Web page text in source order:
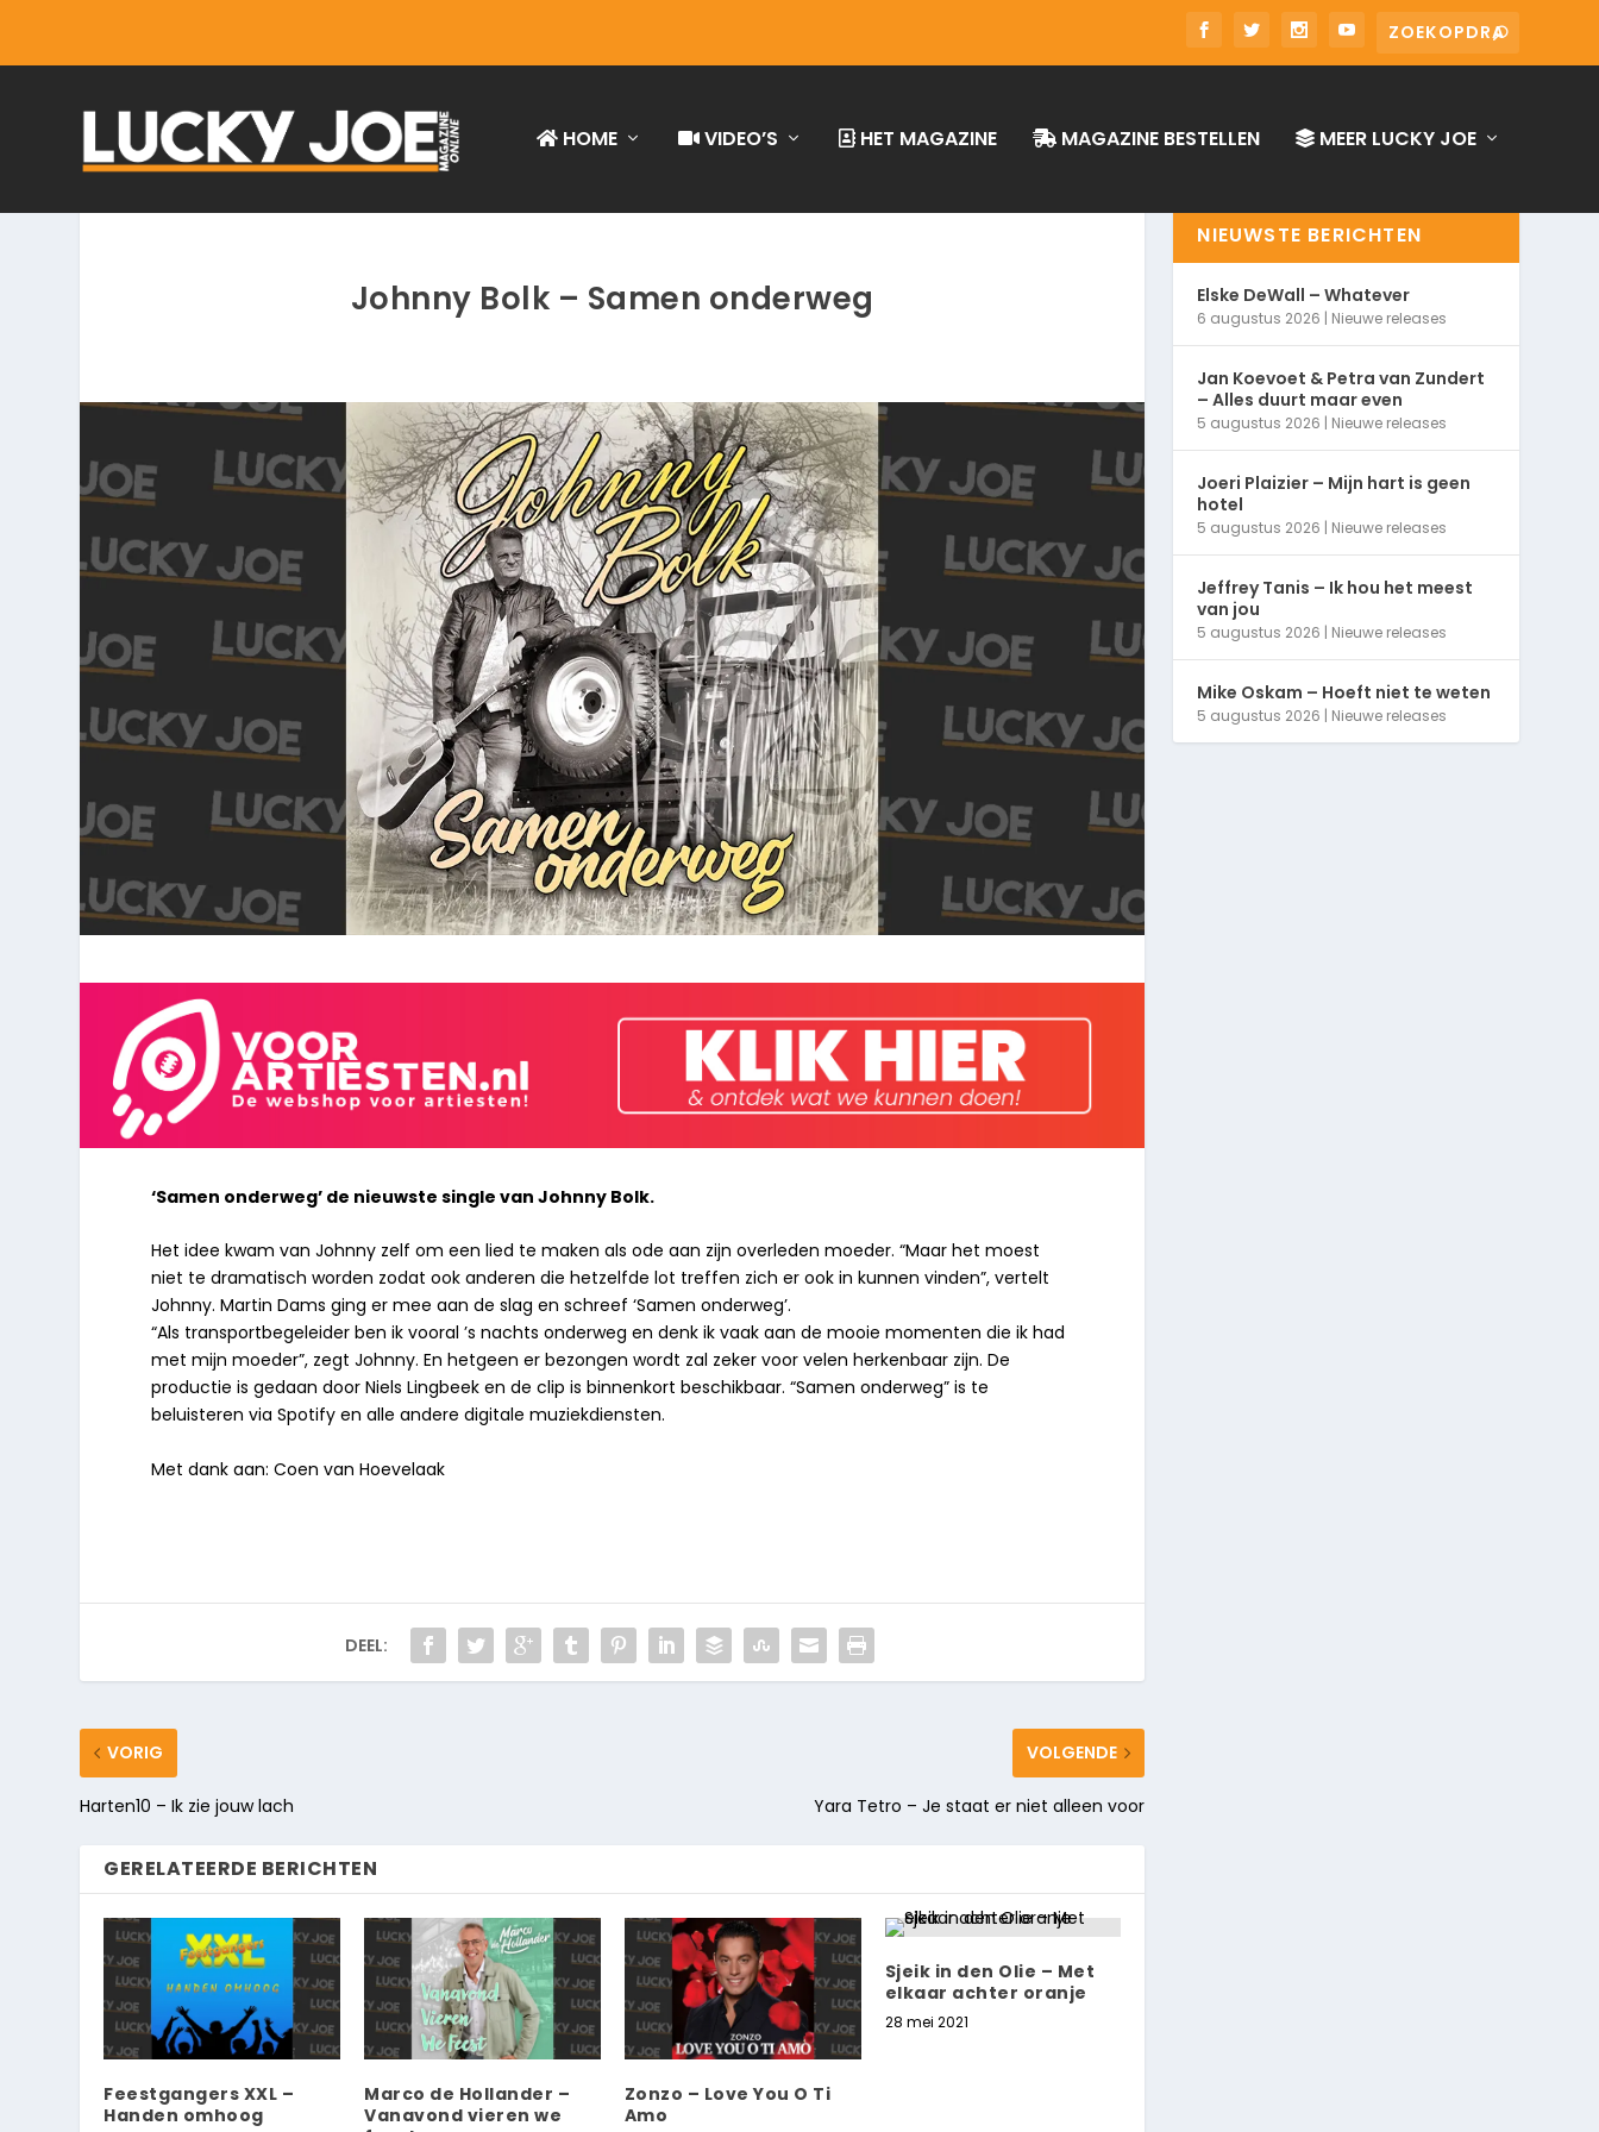
HOME VIDEO’S HET MAGAZINE MAGAZINE BESTELLEN MEER LUCKY JOE
Johnny Bolk – Samen onderweg
‘Samen onderweg’ de nieuwste single van Johnny Bolk.
Het idee kwam van Johnny zelf om een lied te maken als ode aan zijn overleden moeder. “Maar het moest
niet te dramatisch worden zodat ook anderen die hetzelfde lot treffen zich er ook in kunnen vinden”, vertelt
Johnny. Martin Dams ging er mee aan de slag en schreef ‘Samen onderweg’.
“Als transportbegeleider ben ik vooral ’s nachts onderweg en denk ik vaak aan de mooie momenten die ik had
met mijn moeder”, zegt Johnny. En hetgeen er bezongen wordt zal zeker voor velen herkenbaar zijn. De
productie is gedaan door Niels Lingbeek en de clip is binnenkort beschikbaar. “Samen onderweg” is te
beluisteren via Spotify en alle andere digitale muziekdiensten.
Met dank aan: Coen van Hoevelaak
DEEL:
VORIG
Harten10 – Ik zie jouw lach
VOLGENDE
Yara Tetro – Je staat er niet alleen voor
GERELATEERDE BERICHTEN
Feestgangers XXL –
Handen omhoog
Marco de Hollander –
Vanavond vieren we
Zonzo – Love You O Ti
Amo
Sjeik in den Olie – Met
elkaar achter oranje
28 mei 2021
NIEUWSTE BERICHTEN
Elske DeWall – Whatever
6 augustus 2026 | Nieuwe releases
Jan Koevoet & Petra van Zundert
– Alles duurt maar even
5 augustus 2026 | Nieuwe releases
Joeri Plaizier – Mijn hart is geen
hotel
5 augustus 2026 | Nieuwe releases
Jeffrey Tanis – Ik hou het meest
van jou
5 augustus 2026 | Nieuwe releases
Mike Oskam – Hoeft niet te weten
5 augustus 2026 | Nieuwe releases